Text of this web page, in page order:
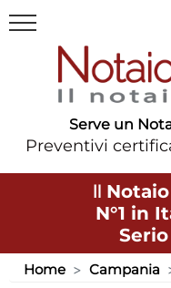
Serve un
Preventivi
Il
N°1 in
Home Campania